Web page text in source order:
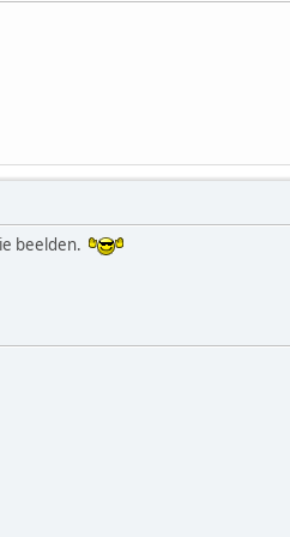
beelden.